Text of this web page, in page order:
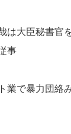
は大臣秘書官
事
業で暴力団絡